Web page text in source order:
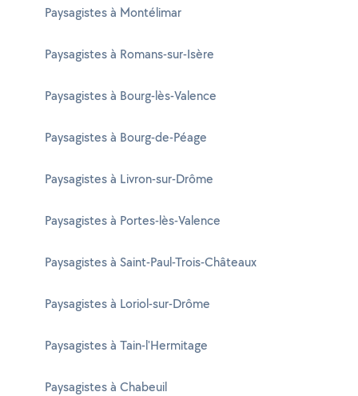
Paysagistes à Montélimar
Paysagistes à Romans-sur-Isère
Paysagistes à Bourg-lès-Valence
Paysagistes à Bourg-de-Péage
Paysagistes à Livron-sur-Drôme
Paysagistes à Portes-lès-Valence
Paysagistes à Saint-Paul-Trois-Châteaux
Paysagistes à Loriol-sur-Drôme
Paysagistes à Tain-l'Hermitage
Paysagistes à Chabeuil